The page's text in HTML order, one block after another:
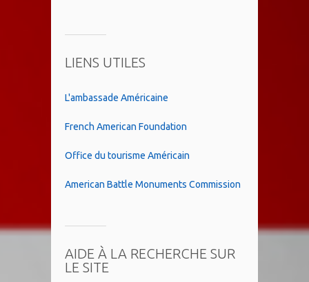
LIENS UTILES
L'ambassade Américaine
French American Foundation
Office du tourisme Américain
American Battle Monuments Commission
AIDE À LA RECHERCHE SUR
LE SITE